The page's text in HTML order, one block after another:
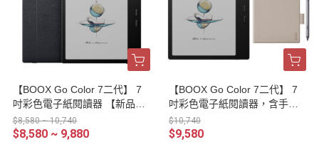
【BOOX Go Color 7二代】 7
吋彩色電子紙閱讀器 【新品現
貨】
$8,580 ~ 10,740
$8,580 ~ 9,880
【BOOX Go Color 7二代】 7
吋彩色電子紙閱讀器，含手寫
筆及磁吸式皮套【新品現貨】
$10,740
$9,580